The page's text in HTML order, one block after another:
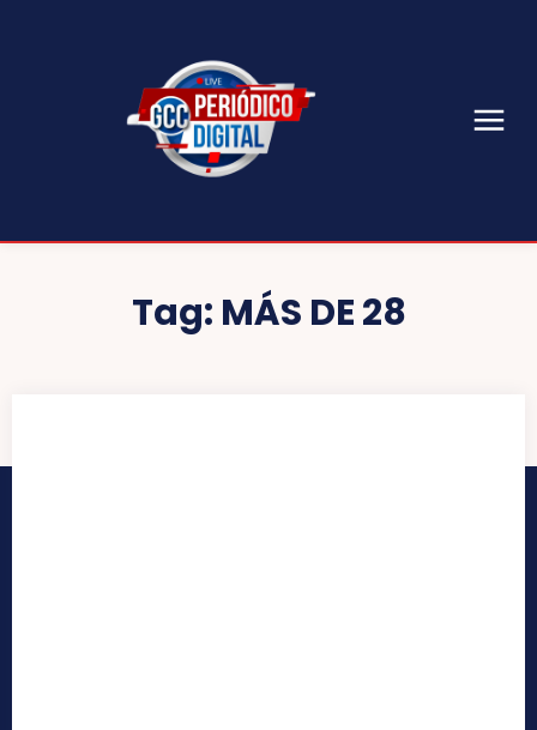
Tag: MÁS DE 28